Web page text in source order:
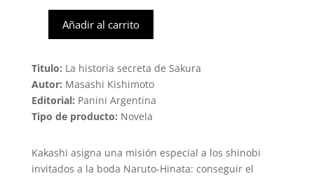
Naruto
La
historia
secreta
de
cantidad
Añadir al carrito
Titulo: La historia secreta de Sakura
Autor: Masashi Kishimoto
Editorial: Panini Argentina
Tipo de producto: Novela
Kakashi asigna una misión especial a los shinobi
invitados a la boda Naruto-Hinata: conseguir el